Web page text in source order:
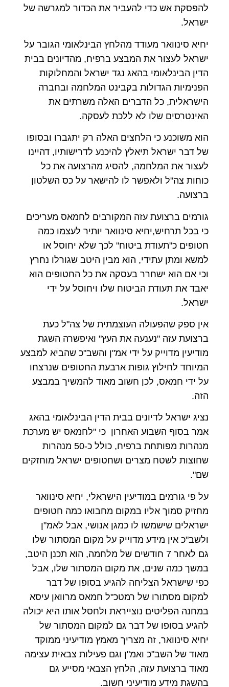
להפסקת אש כדי להעביר את הכדור למגרשה של
ישראל.
יחיא סינוואר מעודד מהלחץ הבינלאומי הגובר על
ישראל לעצור את המבצע ברפיח, מהדיונים בבית
הדין הבינלאומי בהאג נגד ישראל והמחלוקות
הפנימיות הגדולות בקבינט המלחמה ובחברה
הישראלית, כל הדברים האלה משרתים את
האינטרסים שלו לא ללכת לעסקה.
הוא משוכנע כי הלחצים האלה רק יתגברו ובסופו
של דבר ישראל תיאלץ להיכנע לדרישותיו, דהיינו
לעצור את המלחמה, להסיג מהרצועה את כל
כוחות צה"ל ולאפשר לו להישאר על כס השלטון
ברצועה.
גורמים ברצועת עזה המקורבים לחמאס מעריכים
כי בכל תרחיש,יחיא סינוואר יותיר לעצמו כמה
חטופים כ"תעודת ביטוח" לכך שלא יחוסל או
למשא ומתן עתידי, הוא מבין היטב שגורלו נחרץ
וכי אם הוא ישחרר בעסקה את כל החטופים הוא
יאבד את תעודת הביטוח שלו ויחוסל על ידי
ישראל.
אין ספק שהפעולה העוצמתית של צה"ל כעת
ברצועת עזה "נענעה את העץ" ואיפשרה השגת
מודיעין מדוייק על ידי אמ"ן והשב"כ שהביא למבצע
המיוחד לחילוץ גופות ארבעת החטופים שנרצחו
על ידי חמאס, לכן חשוב מאוד להמשיך במבצע
הזה.
נציג ישראל לדיונים בבית הדין הבינלאומי בהאג
אמר בסוף השבוע האחרון כי "לחמאס יש מערכת
מנהרות מפותחת ברפיח, כולל כ-50 מנהרות
שחוצות לשטח מצרים ושחטופים ישראל מוחזקים
שם".
על פי גורמים במודיעין הישראלי, יחיא סינוואר
מחזיק סמוך אליו במקום מחבואו כמה חטופים
ישראלים שישמשו לו כמגן אנושי, אבל לאמ"ן
ולשב"כ אין מידע מדוייק על מקום המסתור שלו
גם לאחר 7 חודשים של מלחמה, הוא תכנן היטב,
במשך כמה שנים, את מקום המסתור שלו, אבל
כפי שישראל הצליחה להגיע בסופו של דבר
למקום מסתורו של רמטכ"ל חמאס מרוואן עיסא
במחנה הפליטים נוצייראת ולחסל אותו היא יכולה
להגיע בסופו של דבר גם למקום המסתור של
יחיא סינוואר, זה מצריך מאמץ מודיעיני ממוקד
מאוד של השב"כ ואמ"ן וגם פעילות צבאית עצימה
מאוד ברצועת עזה, הלחץ הצבאי מסייע גם
בהשגת מידע מודיעיני חשוב.